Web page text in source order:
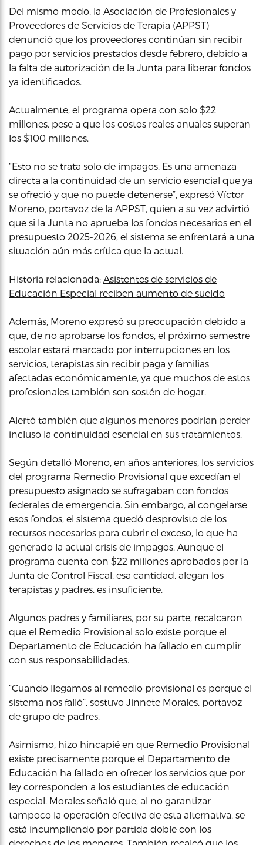
Del mismo modo, la Asociación de Profesionales y
Proveedores de Servicios de Terapia (APPST)
denunció que los proveedores continúan sin recibir
pago por servicios prestados desde febrero, debido a
la falta de autorización de la Junta para liberar fondos
ya identificados.
Actualmente, el programa opera con solo $22
millones, pese a que los costos reales anuales superan
los $100 millones.
“Esto no se trata solo de impagos. Es una amenaza
directa a la continuidad de un servicio esencial que ya
se ofreció y que no puede detenerse”, expresó Víctor
Moreno, portavoz de la APPST, quien a su vez advirtió
que si la Junta no aprueba los fondos necesarios en el
presupuesto 2025-2026, el sistema se enfrentará a una
situación aún más crítica que la actual.
Historia relacionada: Asistentes de servicios de
Educación Especial reciben aumento de sueldo
Además, Moreno expresó su preocupación debido a
que, de no aprobarse los fondos, el próximo semestre
escolar estará marcado por interrupciones en los
servicios, terapistas sin recibir paga y familias
afectadas económicamente, ya que muchos de estos
profesionales también son sostén de hogar.
Alertó también que algunos menores podrían perder
incluso la continuidad esencial en sus tratamientos.
Según detalló Moreno, en años anteriores, los servicios
del programa Remedio Provisional que excedían el
presupuesto asignado se sufragaban con fondos
federales de emergencia. Sin embargo, al congelarse
esos fondos, el sistema quedó desprovisto de los
recursos necesarios para cubrir el exceso, lo que ha
generado la actual crisis de impagos. Aunque el
programa cuenta con $22 millones aprobados por la
Junta de Control Fiscal, esa cantidad, alegan los
terapistas y padres, es insuficiente.
Algunos padres y familiares, por su parte, recalcaron
que el Remedio Provisional solo existe porque el
Departamento de Educación ha fallado en cumplir
con sus responsabilidades.
“Cuando llegamos al remedio provisional es porque el
sistema nos falló”, sostuvo Jinnete Morales, portavoz
de grupo de padres.
Asimismo, hizo hincapié en que Remedio Provisional
existe precisamente porque el Departamento de
Educación ha fallado en ofrecer los servicios que por
ley corresponden a los estudiantes de educación
especial. Morales señaló que, al no garantizar
tampoco la operación efectiva de esta alternativa, se
está incumpliendo por partida doble con los
derechos de los menores. También recalcó que los